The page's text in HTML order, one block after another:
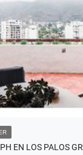
EN LOS PALOS